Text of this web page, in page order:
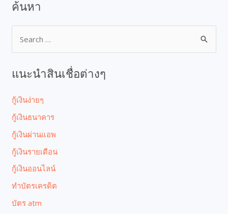
ค้นหา
แนะนำสินเชื่อต่างๆ
กู้เงินง่ายๆ
กู้เงินธนาคาร
กู้เงินผ่านแอพ
กู้เงินรายเดือน
กู้เงินออนไลน์
ทำบัตรเครดิต
บัตร atm